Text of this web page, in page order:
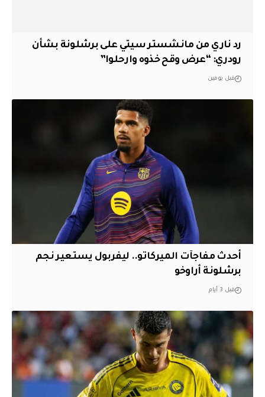
رد ناري من مانشستر سيتي على برشلونة بشأن
رودري: “عرض وقح خذوه وارحلوا”
قبل يومين
أحدث مفاجآت الميركاتو.. ليفربول يستعير نجم
برشلونة أراوخو
قبل 3 أيام